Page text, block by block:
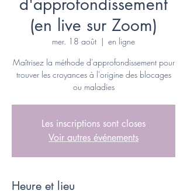
(en live sur Zoom)
mer. 18 août
  |
en ligne
Maîtrisez la méthode d'approfondissement pour
trouver les croyances à l'origine des blocages
ou maladies
Les inscriptions sont closes
Voir autres événements
Heure et lieu